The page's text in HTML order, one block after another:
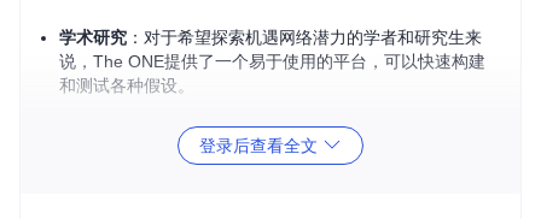
学术研究 ：对于希望探索机遇网络潜力的学者和研究生来
说，The ONE提供了一个易于使用的平台，可以快速构建
和测试各种假设。
：软件工程师能用The ONE来验证新应用在极端
网络条件下的表现，优化其在网络不可靠情况下的性能。
登录后查看全文